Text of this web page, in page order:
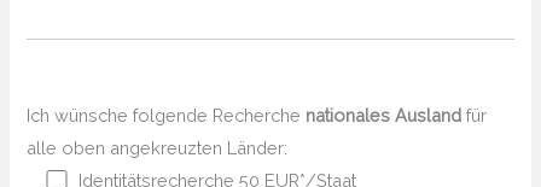
Ich wünsche folgende Recherche nationales Ausland für
alle oben angekreuzten Länder:
Identitätsrecherche 50 EUR*/Staat